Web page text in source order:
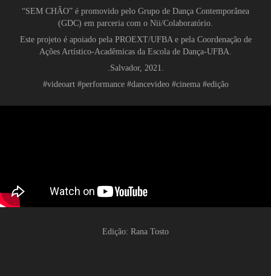
“SEM CHÃO” é promovido pelo Grupo de Dança Contemporânea
(GDC) em parceria com o Nii/Colaboratório.
Este projeto é apoiado pela PROEXT/UFBA e pela Coordenação de
Ações Artístico-Acadêmicas da Escola de Dança-UFBA.
.Salvador, 2021.
#videoart #performance #dancevideo #cinema #edição
Edição: Rana Tosto